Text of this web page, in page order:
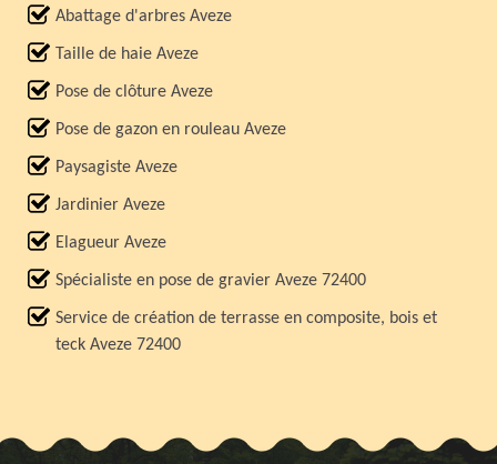
Abattage d'arbres Aveze
Taille de haie Aveze
Pose de clôture Aveze
Pose de gazon en rouleau Aveze
Paysagiste Aveze
Jardinier Aveze
Elagueur Aveze
Spécialiste en pose de gravier Aveze 72400
Service de création de terrasse en composite, bois et
teck Aveze 72400